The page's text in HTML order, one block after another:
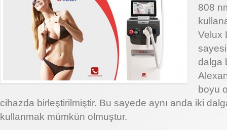
808
Velux
dalga
boyu
cihazda birleştirilmiştir. Bu sayede aynı anda iki
kullanmak mümkün olmuştur.